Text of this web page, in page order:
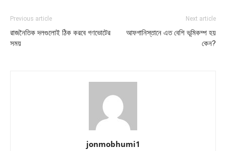
Previous article
রাজনৈতিক দলগুলোই ঠিক করবে গণভোটের
সময়
Next article
আফগানিস্তানে এত বেশি ভূমিকম্প হয়
কেন?
jonmobhumi1